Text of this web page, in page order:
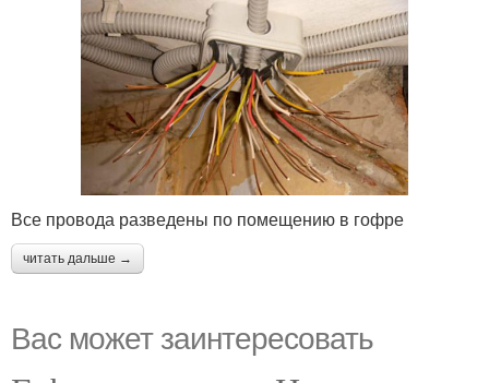
Все провода разведены по помещению в гофре
читать дальше →
Вас может заинтересовать